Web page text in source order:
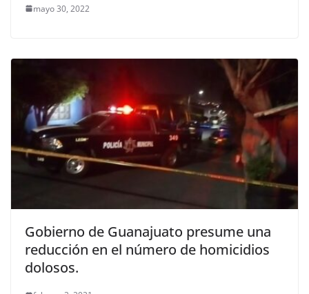
mayo 30, 2022
Gobierno de Guanajuato presume una
reducción en el número de homicidios
dolosos.